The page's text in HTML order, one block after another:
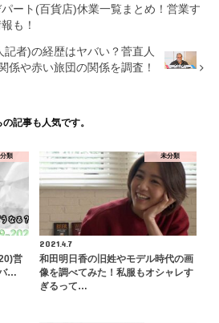
ート(百貨店)休業一覧まとめ！営業す
も！
者)の経歴はヤバい？菅直人
係や赤い旅団の関係を調査！
の記事も人気です。
類
営
…
未分類
2021.4.7
和田明日香の旧姓やモデル時代の画
像を調べてみた！私服もオシャレす
ぎるって…